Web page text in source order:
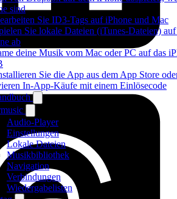
sind
Sie ID3-Tags auf iPhone und Mac
Sie lokale Dateien (iTunes-Dateien)
ab
deine Musik vom Mac oder PC auf das
Sie die App aus dem App Store
In-App-Käufe mit einem Einlösecode
Audio-Player
Einstellungen
Lokale Dateien
Musikbibliothek
Navigation
Verbindungen
Wiedergabelisten